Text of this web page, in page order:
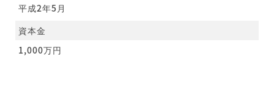
平成2年5月
資本金
1,000万円